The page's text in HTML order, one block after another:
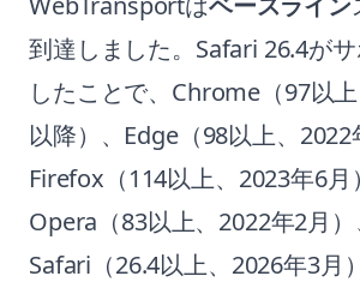
到達しました。Safari 26.4が
したことで、Chrome（97以
以降）、Edge（98以上、2022
Firefox（114以上、2023年6月
Opera（83以上、2022年2月）
Safari（26.4以上、2026年3月